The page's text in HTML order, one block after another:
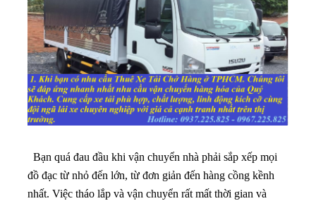
Bạn quá đau đầu khi vận chuyển nhà phải sắp xếp mọi
đồ đạc từ nhỏ đến lớn, từ đơn giản đến hàng cồng kềnh
nhất. Việc tháo lắp và vận chuyển rất mất thời gian và